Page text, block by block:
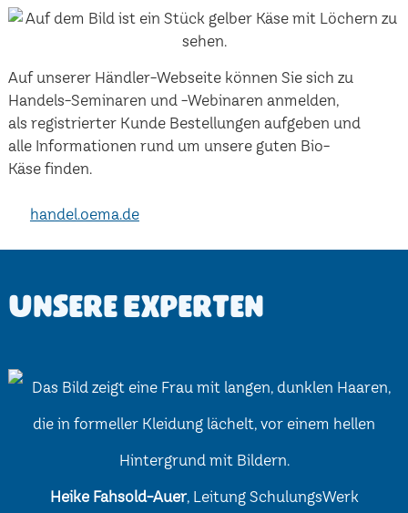
Auf unserer Händler-Webseite können Sie sich zu
Handels-Seminaren und -Webinaren anmelden,
als registrierter Kunde Bestellungen aufgeben und
alle Informationen rund um unsere guten Bio-
Käse finden.
handel.oema.de
Unsere Experten
Heike Fahsold-Auer, Leitung SchulungsWerk